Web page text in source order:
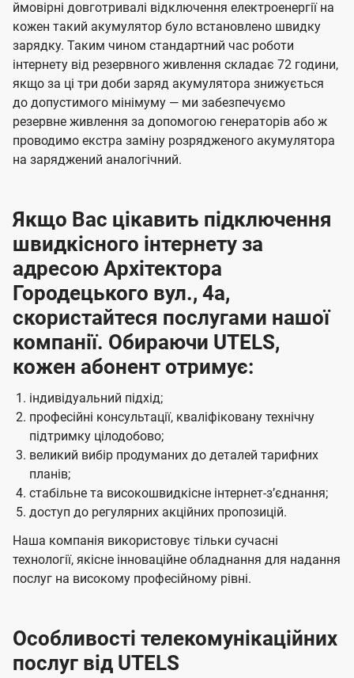
ймовірні довготривалі відключення електроенергії на
кожен такий акумулятор було встановлено швидку
зарядку. Таким чином стандартний час роботи
інтернету від резервного живлення складає 72 години,
якщо за ці три доби заряд акумулятора знижується
до допустимого мінімуму — ми забезпечуємо
резервне живлення за допомогою генераторів або ж
проводимо екстра заміну розрядженого акумулятора
на заряджений аналогічний.
Якщо Вас цікавить підключення
швидкісного інтернету за
адресою Архітектора
Городецького вул., 4а,
скористайтеся послугами нашої
компанії. Обираючи UTELS,
кожен абонент отримує:
індивідуальний підхід;
професійні консультації, кваліфіковану технічну
підтримку цілодобово;
великий вибір продуманих до деталей тарифних
планів;
стабільне та високошвидкісне інтернет-зʼєднання;
доступ до регулярних акційних пропозицій.
Наша компанія використовує тільки сучасні
технології, якісне інноваційне обладнання для надання
послуг на високому професійному рівні.
Особливості телекомунікаційних
послуг від UTELS